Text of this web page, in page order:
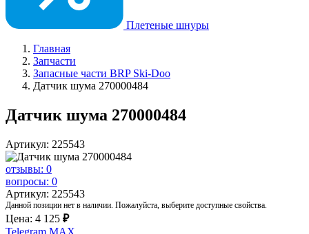
Плетеные шнуры
Главная
Запчасти
Запасные части BRP Ski-Doo
Датчик шума 270000484
Датчик шума 270000484
Артикул: 225543
отзывы: 0
вопросы: 0
Артикул: 225543
Данной позиции нет в наличии. Пожалуйста, выберите доступные свойства.
Цена: 4 125 ₽
Telegram MAX